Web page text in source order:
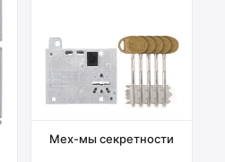
Мех-мы секретности